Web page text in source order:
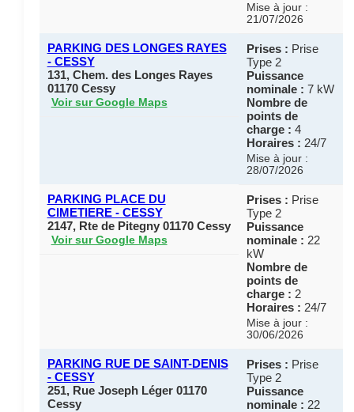
Mise à jour :
21/07/2026
PARKING DES LONGES RAYES
- CESSY
131, Chem. des Longes Rayes
01170 Cessy
Voir sur Google Maps
Prises : Prise
Type 2
Puissance
nominale : 7 kW
Nombre de
points de
charge : 4
Horaires : 24/7
Mise à jour :
28/07/2026
PARKING PLACE DU
CIMETIERE - CESSY
2147, Rte de Pitegny 01170 Cessy
Voir sur Google Maps
Prises : Prise
Type 2
Puissance
nominale : 22
kW
Nombre de
points de
charge : 2
Horaires : 24/7
Mise à jour :
30/06/2026
PARKING RUE DE SAINT-DENIS
- CESSY
251, Rue Joseph Léger 01170
Cessy
Prises : Prise
Type 2
Puissance
nominale : 22